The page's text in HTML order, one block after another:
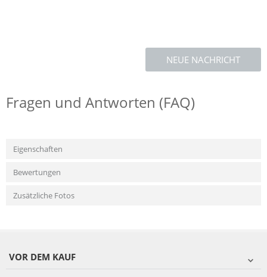
NEUE NACHRICHT
Fragen und Antworten (FAQ)
Eigenschaften
Bewertungen
Zusätzliche Fotos
VOR DEM KAUF